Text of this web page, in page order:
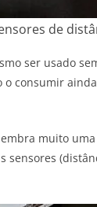
de
ser usado
consumir
muito